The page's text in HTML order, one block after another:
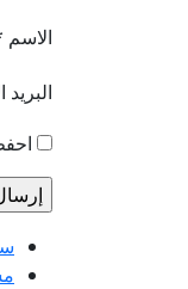
الاسم
البريد